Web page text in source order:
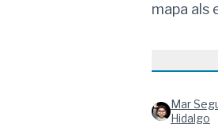
mapa als
Mar
Hidalgo